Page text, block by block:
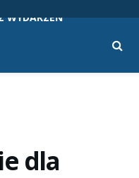
WYDARZEŃ
dla